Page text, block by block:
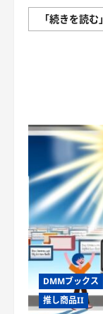
「続きを読む」
DMMブックス
推し商品II